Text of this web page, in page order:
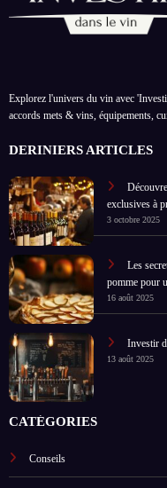
Explorez l'univers du vin avec
accords mets & vins, équipements,
DERINIERS ARTICLES
exclusives à
3 octobre 2025
Les
pomme pour
16 août 2025
Investir
13 août 2025
CATÉGORIES
Conseils